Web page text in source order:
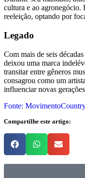
cultura e ao agronegócio.
reeleição, optando por
Legado
Com mais de seis
deixou uma marca
transitar entre gêneros
consagrou como um
influenciar novas
Fonte:
Compartilhe este artigo: